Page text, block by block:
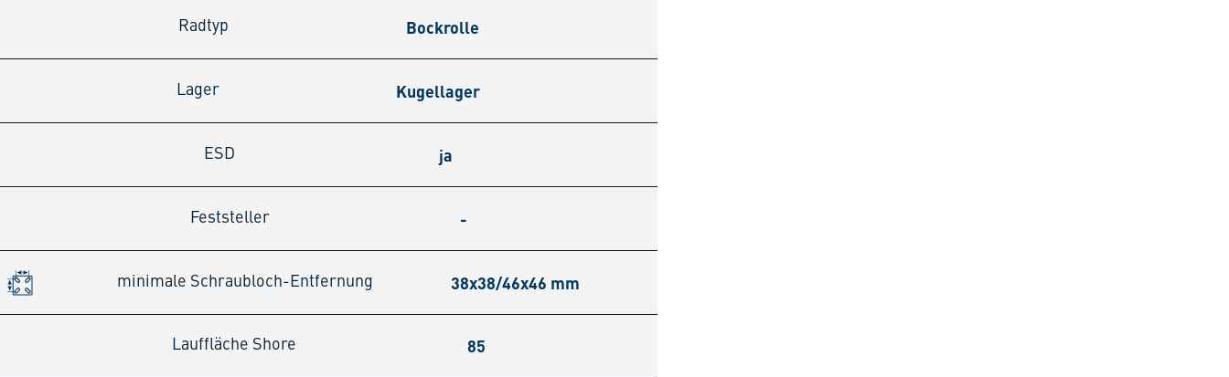
Radtyp Bockrolle
Lager Kugellager
ESD ja
Feststeller -
minimale Schraubloch-Entfernung 38x38/46x46 mm
Lauffläche Shore 85